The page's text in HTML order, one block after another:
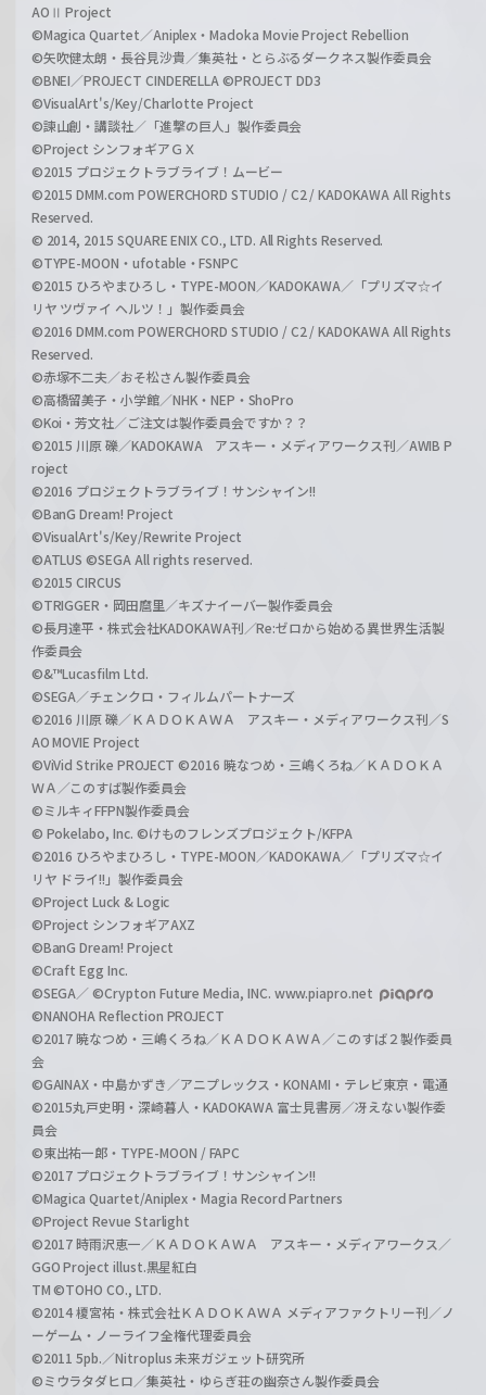
AOⅡ Project
©Magica Quartet／Aniplex・Madoka Movie Project Rebellion
©矢吹健太朗・長谷見沙貴／集英社・とらぶるダークネス製作委員会
©BNEI／PROJECT CINDERELLA ©PROJECT DD3
©VisualArt's/Key/Charlotte Project
©諫山創・講談社／「進撃の巨人」製作委員会
©Project シンフォギアＧＸ
©2015 プロジェクトラブライブ！ムービー
©2015 DMM.com POWERCHORD STUDIO / C2 / KADOKAWA All Rights
Reserved.
© 2014, 2015 SQUARE ENIX CO., LTD. All Rights Reserved.
©TYPE-MOON・ufotable・FSNPC
©2015 ひろやまひろし・TYPE-MOON／KADOKAWA／「プリズマ☆イ
リヤ ツヴァイ ヘルツ！」製作委員会
©2016 DMM.com POWERCHORD STUDIO / C2 / KADOKAWA All Rights
Reserved.
©赤塚不二夫／おそ松さん製作委員会
©高橋留美子・小学館／NHK・NEP・ShoPro
©Koi・芳文社／ご注文は製作委員会ですか？？
©2015 川原 礫／KADOKAWA アスキー・メディアワークス刊／AWIB P
roject
©2016 プロジェクトラブライブ！サンシャイン!!
©BanG Dream! Project
©VisualArt's/Key/Rewrite Project
©ATLUS ©SEGA All rights reserved.
©2015 CIRCUS
©TRIGGER・岡田麿里／キズナイーバー製作委員会
©長月達平・株式会社KADOKAWA刊／Re:ゼロから始める異世界生活製
作委員会
©&™Lucasfilm Ltd.
©SEGA／チェンクロ・フィルムパートナーズ
©2016 川原 礫／ＫＡＤＯＫＡＷＡ アスキー・メディアワークス刊／S
AO MOVIE Project
©ViVid Strike PROJECT ©2016 暁なつめ・三嶋くろね／ＫＡＤＯＫＡ
ＷＡ／このすば製作委員会
©ミルキィFFPN製作委員会
© Pokelabo, Inc. ©けものフレンズプロジェクト/KFPA
©2016 ひろやまひろし・TYPE-MOON／KADOKAWA／「プリズマ☆イ
リヤ ドライ!!」製作委員会
©Project Luck & Logic
©Project シンフォギアAXZ
©BanG Dream! Project
©Craft Egg Inc.
©SEGA／ ©Crypton Future Media, INC. www.piapro.net
©NANOHA Reflection PROJECT
©2017 暁なつめ・三嶋くろね／ＫＡＤＯＫＡＷＡ／このすば２製作委員
会
©GAINAX・中島かずき／アニプレックス・KONAMI・テレビ東京・電通
©2015丸戸史明・深崎暮人・KADOKAWA 富士見書房／冴えない製作委
員会
©東出祐一郎・TYPE-MOON / FAPC
©2017 プロジェクトラブライブ！サンシャイン!!
©Magica Quartet/Aniplex・Magia Record Partners
©Project Revue Starlight
©2017 時雨沢恵一／ＫＡＤＯＫＡＷＡ アスキー・メディアワークス／
GGO Project illust.黒星紅白
TM ©TOHO CO., LTD.
©2014 榎宮祐・株式会社ＫＡＤＯＫＡＷＡ メディアファクトリー刊／ノ
ーゲーム・ノーライフ全権代理委員会
©2011 5pb.／Nitroplus 未来ガジェット研究所
©ミウラタダヒロ／集英社・ゆらぎ荘の幽奈さん製作委員会